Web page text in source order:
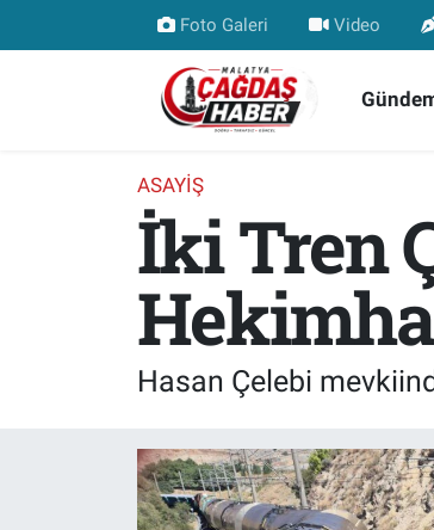
Foto Galeri Video
ASAYIŞ
İki Tren
Hasan Çelebi
Nöbetçi Eczaneler
Malatya Namaz Vakitleri
Trafik Durumu
Süper Lig Puan Durumu ve Fikstür
Tüm Manşetler
Son Dakika Haberleri
Haber Arşivi